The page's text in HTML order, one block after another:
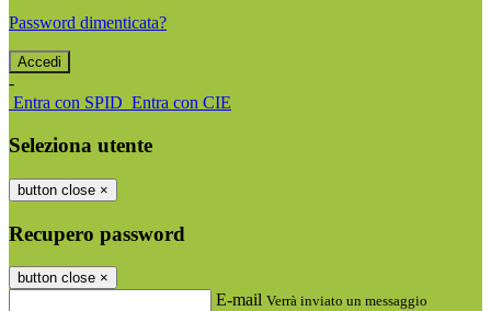
Password dimenticata?
-
Entra con SPID Entra con CIE
Seleziona utente
button close ×
Recupero password
button close ×
E-mail Verrà inviato un messaggio